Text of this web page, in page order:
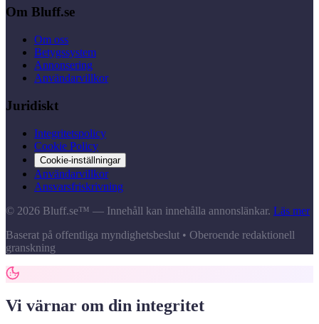
Om Bluff.se
Om oss
Betygssystem
Annonsering
Användarvillkor
Juridiskt
Integritetspolicy
Cookie Policy
Cookie-inställningar
Användarvillkor
Ansvarsfriskrivning
© 2026 Bluff.se™ — Innehåll kan innehålla annonslänkar. Läs mer
Baserat på offentliga myndighetsbeslut • Oberoende redaktionell
granskning
Vi värnar om din integritet